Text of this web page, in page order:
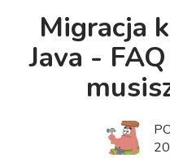
Migracja
Java -